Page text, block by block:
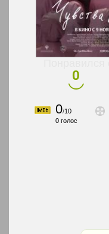
0
0/10
0 голос